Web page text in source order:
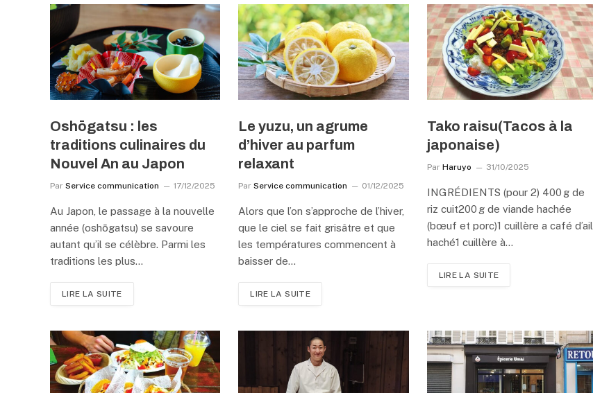
Oshōgatsu : les
traditions culinaires du
Nouvel An au Japon
Par Service communication 17/12/2025
Au Japon, le passage à la nouvelle
année (oshōgatsu) se savoure
autant qu’il se célèbre. Parmi les
traditions les plus…
LIRE LA SUITE
Le yuzu, un agrume
d’hiver au parfum
relaxant
Par Service communication 01/12/2025
Alors que l’on s’approche de l’hiver,
que le ciel se fait grisâtre et que
les températures commencent à
baisser de…
LIRE LA SUITE
Tako raisu(Tacos à la
japonaise)
Par Haruyo 31/10/2025
INGRÉDIENTS (pour 2) 400 g de
riz cuit200 g de viande hachée
(bœuf et porc)1 cuillère a café d’ail
haché1 cuillère à…
LIRE LA SUITE